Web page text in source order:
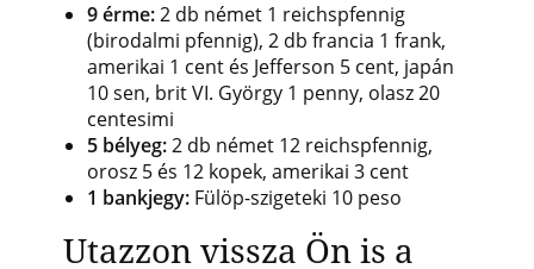
9 érme:2 db német 1 reichspfennig
(birodalmi pfennig), 2 db francia 1 frank,
amerikai 1 cent és Jefferson 5 cent, japán
10 sen, brit VI. György 1 penny, olasz 20
centesimi
5 bélyeg:2 db német 12 reichspfennig,
orosz 5 és 12 kopek, amerikai 3 cent
1 bankjegy: Fülöp-szigeteki 10 peso
Utazzon vissza Ön is a